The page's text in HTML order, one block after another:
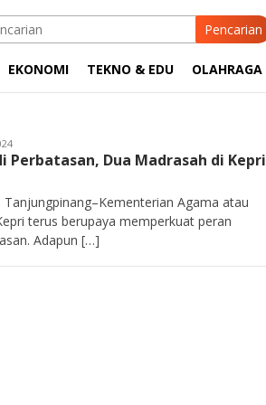
Pencarian
EKONOMI TEKNO & EDU OLAHRAGA
Perbatasan, Dua Madrasah di Kepri
Agama atau
terus berupaya memperkuat peran
Adapun […]